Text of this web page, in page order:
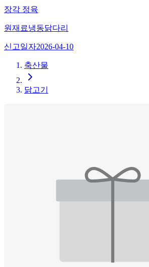
장각 정육
원재료냉동닭다리
신고일자2026-04-10
축산물
닭고기